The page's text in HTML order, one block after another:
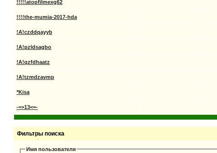
!!!!!atopfilmexg62
!!!!the-mumia-2017-hda
!A!czddqayyb
!A!pzldsagbo
!A!qzfdhaatz
!A!tzmdzavmp
*Kisa
-=>13<=-
Фильтры поиска
Имя пользователя